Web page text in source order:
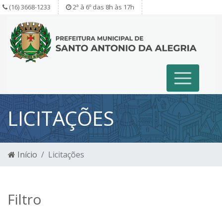
(16) 3668-1233 2ª à 6º das 8h às 17h
LICITAÇÕES
Início Licitações
Filtro